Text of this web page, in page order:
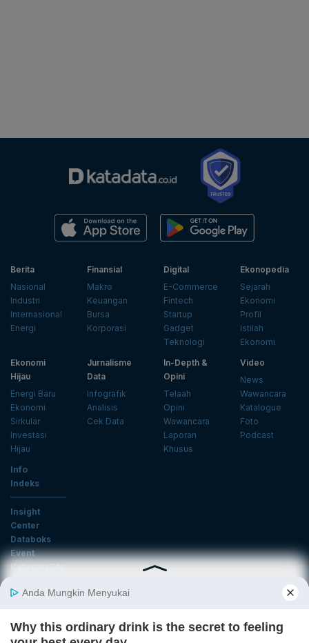
Berita
Nasional
Industri
Internasional
Energi
Finansial
Makro
Keuangan
Bursa
Korporasi
Digital
E-Commerce
Fintech
Startup
Gadget
Teknologi
Ekonopedia
Sejarah
Ekonomi
Profil
Istilah
Ekonomi
Ekonomi
Hijau
Energi Baru
Ekonomi
Sirkular
Investasi
Hijau
Jurnalisme
Data
Infografik
Analisis
Cek Data
In-Depth &
Opini
Telaah
Opini
Wawancara
Laporan
Khusus
Video
News
Wawancara
Katalogue
Foto
Podcast
Info
Indeks
Insight
Center
Databoks
Event
KatadataOto
Email
Daftar